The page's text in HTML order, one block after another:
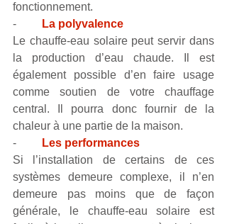
fonctionnement.
-
La polyvalence
Le chauffe-eau solaire peut servir dans
la production d’eau chaude. Il est
également possible d’en faire usage
comme soutien de votre chauffage
central. Il pourra donc fournir de la
chaleur à une partie de la maison.
-
Les performances
Si l’installation de certains de ces
systèmes demeure complexe, il n’en
demeure pas moins que de façon
générale, le chauffe-eau solaire est